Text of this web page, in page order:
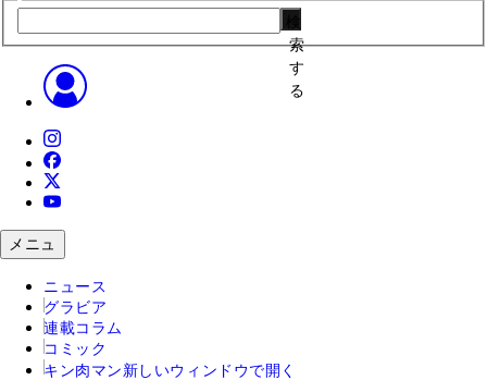
索
す
る
メニュ
ニュース
グラビア
連載コラム
コミック
キン肉マン 新しいウィンドウで開く